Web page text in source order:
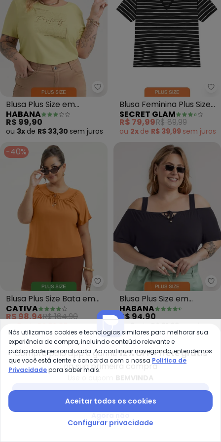
Blusa Plus Size em
Misturinha (Amarelo)
HABANA
R$ 99,90
ou 3x de R$ 33,30 sem juros
Blusa Feminina Plus Size
Gola V (Preto)
SECRET GLAM
R$ 79,99R$ 89,99
ou 2x de R$ 39,99 sem juros
-40%
Cativa - Blusa Plus Size Bata
Blusa Plus Size Bata em
Viscose (Laranja Escuro)
CATIVA
R$ 98,94R$ 164,90
Blusa Plus Size em
Viscose (Preto)
HABANA
R$ 94,90
3x de R$ 31,63
-15% -40%
Compre pelo app e ganhe12% OFF + frete grátis
na sua primeira compra
Nós utilizamos cookies e tecnologias similares para melhorar sua
experiência de compra, incluindo conteúdo relevante e
publicidade personalizada. Ao continuar navegando, entendemos
que você está ciente e concorda com a nossa Política de
Privacidadepara saber mais.
Aceitar todos os cookies
Configurar privacidade